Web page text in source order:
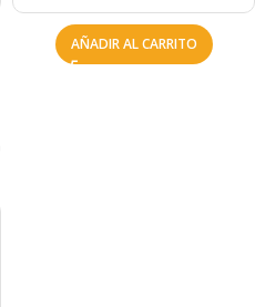
AÑADIR AL CARRITO